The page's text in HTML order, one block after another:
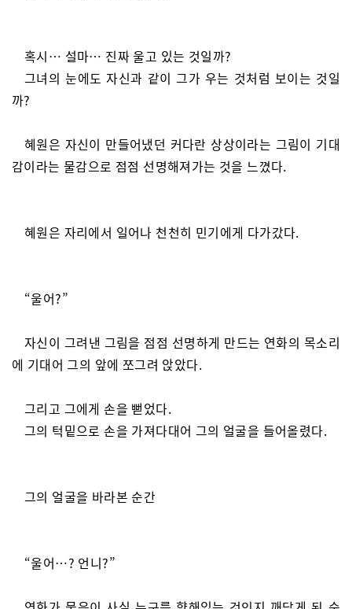
혹시… 설마… 진짜 울고 있는 것일까?
그녀의 눈에도 자신과 같이 그가 우는 것처럼 보이는 것일
까?
혜원은 자신이 만들어냈던 커다란 상상이라는 그림이 기대
감이라는 물감으로 점점 선명해져가는 것을 느꼈다.
혜원은 자리에서 일어나 천천히 민기에게 다가갔다.
“울어?”
자신이 그려낸 그림을 점점 선명하게 만드는 연화의 목소리
에 기대어 그의 앞에 쪼그려 앉았다.
그리고 그에게 손을 뻗었다.
그의 턱밑으로 손을 가져다대어 그의 얼굴을 들어올렸다.
그의 얼굴을 바라본 순간
“울어…? 언니?”